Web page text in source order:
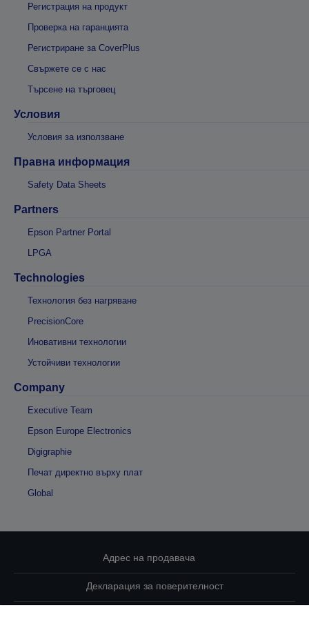
Регистрация на продукт
Проверка на гаранцията
Регистриране за CoverPlus
Свържете се с нас
Търсене на търговец
Условия
Условия за използване
Правна информация
Safety Data Sheets
Partners
Epson Partner Portal
LPGA
Technologies
Технология без нагряване
PrecisionCore
Иновативни технологии
Устойчиви технологии
Company
Executive Team
Epson Europe Electronics
Digigraphie
Печат директно върху плат
Global
Адрес на продавача
Декларация за поверителност